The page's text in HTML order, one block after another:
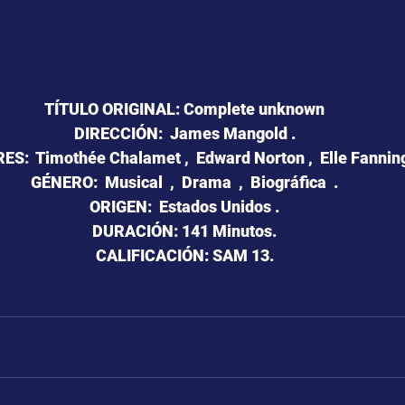
TÍTULO ORIGINAL: Complete unknown
DIRECCIÓN:  James Mangold .
Timothée Chalamet ,  Edward Norton ,  Elle
GÉNERO:  Musical  ,  Drama  ,  Biográfica  .
ORIGEN:  Estados Unidos .
DURACIÓN: 141 Minutos.
CALIFICACIÓN: SAM 13.